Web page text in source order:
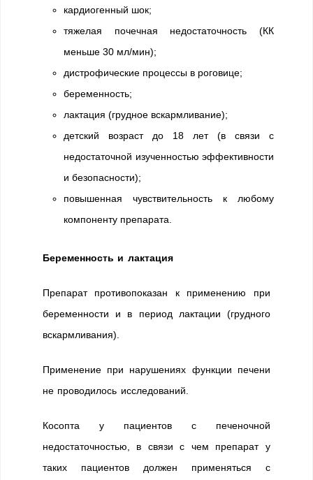
кардиогенный шок;
тяжелая почечная недостаточность (КК
меньше 30 мл/мин);
дистрофические процессы в роговице;
беременность;
лактация (грудное вскармливание);
детский возраст до 18 лет (в связи с
недостаточной изученностью эффективности
и безопасности);
повышенная чувствительность к любому
компоненту препарата.
Беременность и лактация
Препарат противопоказан к применению при
беременности и в период лактации (грудного
вскармливания).
Применение при нарушениях функции печени
не проводилось исследований.
Косопта у пациентов с печеночной
недостаточностью, в связи с чем препарат у
таких пациентов должен применяться с